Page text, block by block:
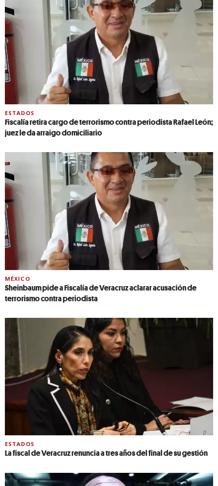
ESTADOS
Fiscalía retira cargo de terrorismo contra periodista Rafael León;
juez le da arraigo domiciliario
MÉXICO
Sheinbaum pide a Fiscalía de Veracruz aclarar acusación de
terrorismo contra periodista
ESTADOS
La fiscal de Veracruz renuncia a tres años del final de su gestión